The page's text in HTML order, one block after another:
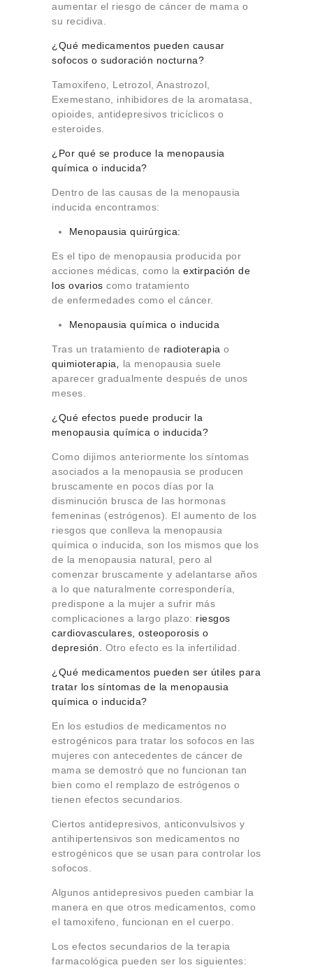
aumentar el riesgo de cáncer de mama o
su recidiva.
¿Qué medicamentos pueden causar
sofocos o sudoración nocturna?
Tamoxifeno, Letrozol, Anastrozol,
Exemestano, inhibidores de la aromatasa,
opioides, antidepresivos tricíclicos o
esteroides.
¿Por qué se produce la menopausia
química o inducida?
Dentro de las causas de la menopausia
inducida encontramos:
Menopausia quirúrgica:
Es el tipo de menopausia producida por
acciones médicas, como la extirpación de
los ovarios como tratamiento
de enfermedades como el cáncer.
Menopausia química o inducida
Tras un tratamiento de radioterapia o
quimioterapia
la menopausia suele
aparecer gradualmente después de unos
meses.
¿Qué efectos puede producir la
menopausia química o inducida?
Como dijimos anteriormente los síntomas
asociados a la menopausia se producen
bruscamente en pocos días por la
disminución brusca de las hormonas
femeninas (estrógenos). El aumento de los
riesgos que conlleva la menopausia
química o inducida, son los mismos que los
de la menopausia natural, pero al
comenzar bruscamente y adelantarse años
a lo que naturalmente correspondería,
predispone a la mujer a sufrir más
complicaciones a largo plazo: riesgos
cardiovasculares, osteoporosis o
depresión. Otro efecto es la infertilidad.
¿Qué medicamentos pueden ser útiles para
tratar los síntomas de la menopausia
química o inducida?
En los estudios de medicamentos no
estrogénicos para tratar los sofocos en las
mujeres con antecedentes de cáncer de
mama se demostró que no funcionan tan
bien como el remplazo de estrógenos o
tienen efectos secundarios.
Ciertos antidepresivos, anticonvulsivos y
antihipertensivos son medicamentos no
estrogénicos que se usan para controlar los
sofocos.
Algunos antidepresivos pueden cambiar la
manera en que otros medicamentos, como
el tamoxifeno, funcionan en el cuerpo.
Los efectos secundarios de la terapia
farmacológica pueden ser los siguientes: